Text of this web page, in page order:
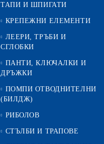
ТАПИ И ШПИГАТИ
КРЕПЕЖНИ ЕЛЕМЕНТИ
ЛЕЕРИ, ТРЪБИ И
СГЛОБКИ
ПАНТИ, КЛЮЧАЛКИ И
ДРЪЖКИ
ПОМПИ ОТВОДНИТЕЛНИ
(БИЛДЖ)
РИБОЛОВ
СТЪЛБИ И ТРАПОВЕ